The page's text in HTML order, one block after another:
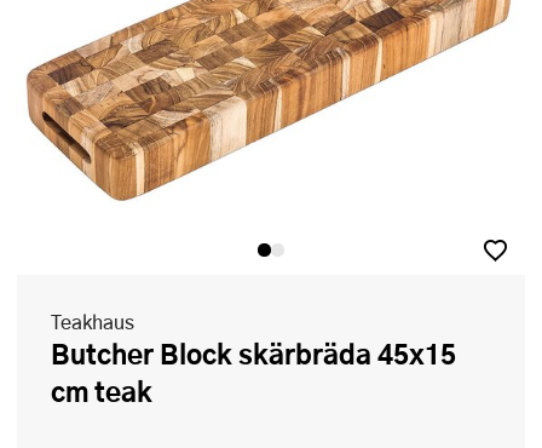
Teakhaus
Butcher Block skärbräda 45x15
cm teak